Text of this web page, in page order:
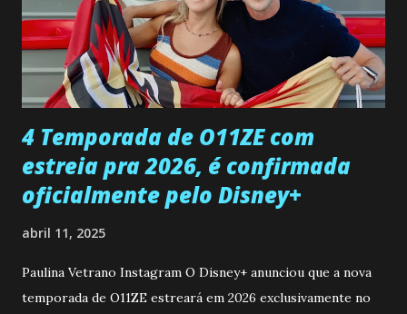
Rogerio consegue se livrar de todas as suspeitas pelo
desaparecimento de Francisco, apontando que ele poderia
ter sido vítima da fúria de Gabriel. Artur informa a Gabriel
que a clínica inseminou por engano outra paciente, que está
...
4 Temporada de O11ZE com
estreia pra 2026, é confirmada
oficialmente pelo Disney+
abril 11, 2025
Paulina Vetrano Instagram O Disney+ anunciou que a nova
temporada de O11ZE estreará em 2026 exclusivamente no